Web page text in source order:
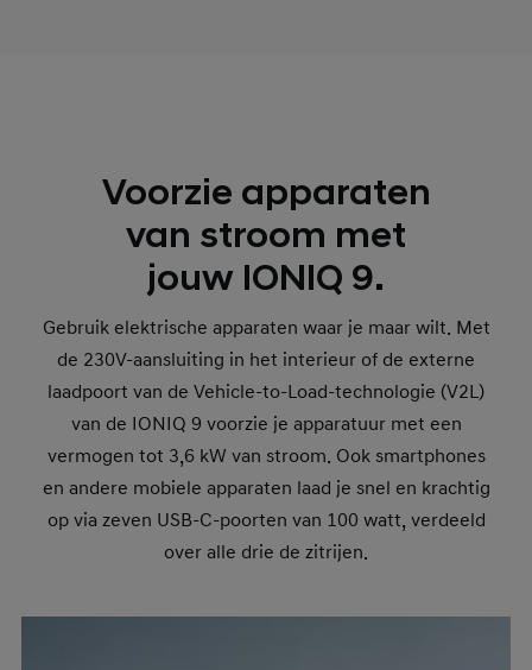
Voorzie apparaten
van stroom met
jouw IONIQ 9.
Gebruik elektrische apparaten waar je maar wilt. Met
de 230V-aansluiting in het interieur of de externe
laadpoort van de Vehicle-to-Load-technologie (V2L)
van de IONIQ 9 voorzie je apparatuur met een
vermogen tot 3,6 kW van stroom. Ook smartphones
en andere mobiele apparaten laad je snel en krachtig
op via zeven USB-C-poorten van 100 watt, verdeeld
over alle drie de zitrijen.